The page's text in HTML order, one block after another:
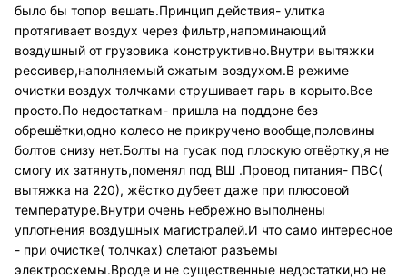
было бы топор вешать.Принцип действия- улитка
протягивает воздух через фильтр,напоминающий
воздушный от грузовика конструктивно.Внутри вытяжки
рессивер,наполняемый сжатым воздухом.В режиме
очистки воздух толчками струшивает гарь в корыто.Все
просто.По недостаткам- пришла на поддоне без
обрешётки,одно колесо не прикручено вообще,половины
болтов снизу нет.Болты на гусак под плоскую отвёртку,я не
смогу их затянуть,поменял под ВШ .Провод питания- ПВС(
вытяжка на 220), жёстко дубеет даже при плюсовой
температуре.Внутри очень небрежно выполнены
уплотнения воздушных магистралей.И что само интересное
- при очистке( толчках) слетают разъемы
электросхемы.Вроде и не существенные недостатки,но не